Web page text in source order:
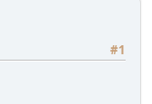
#1